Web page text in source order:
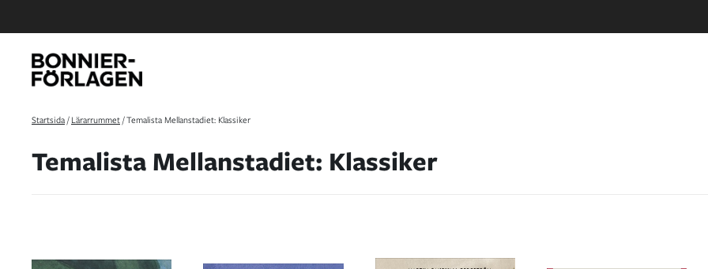
Startsida/Lärarrummet/Temalista Mellanstadiet: Klassiker
Temalista Mellanstadiet: Klassiker